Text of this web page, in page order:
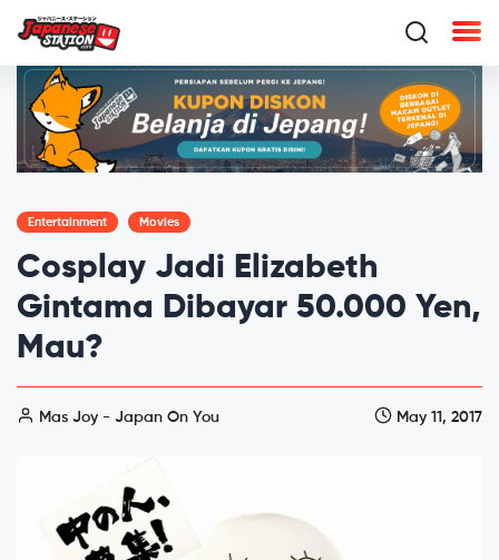
Entertainment Movies
Cosplay Jadi Elizabeth
Gintama Dibayar 50.000 Yen,
Mau?
Mas Joy - Japan On You May 11, 2017